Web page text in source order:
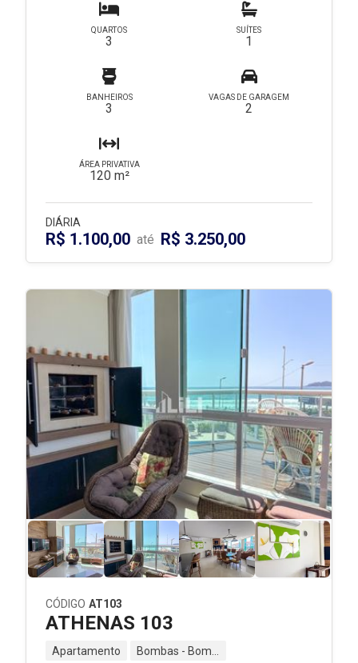
QUARTOS
3
SUÍTES
1
BANHEIROS
3
VAGAS DE GARAGEM
2
ÁREA PRIVATIVA
120 m²
DIÁRIA
R$ 1.100,00 até R$ 3.250,00
CÓDIGO AT103
ATHENAS 103
Apartamento